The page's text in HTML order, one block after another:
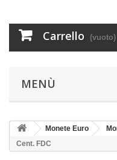
Carrello (vuoto)
MENÙ
Monete Euro
Cent. FDC